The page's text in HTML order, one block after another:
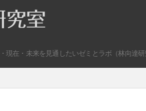
究室
現在・未来を見通したいゼミとラボ（林向達研